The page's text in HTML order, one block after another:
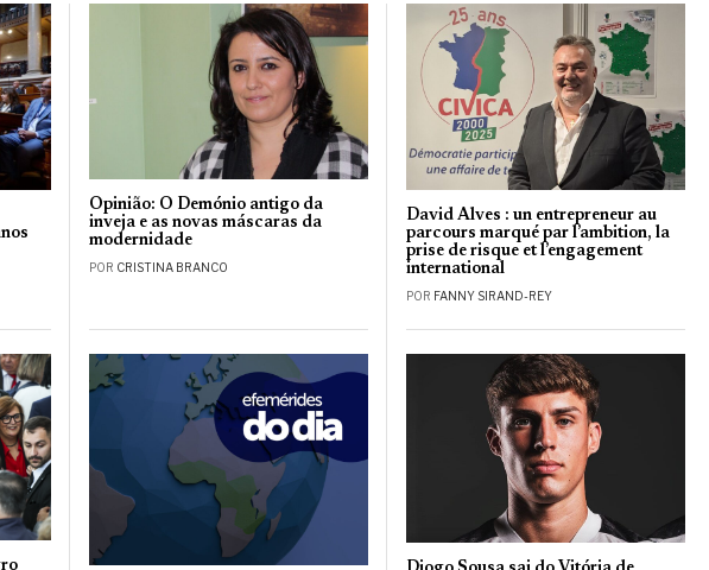
Opinião: O Demónio antigo da
inveja e as novas máscaras da
modernidade
POR CRISTINA BRANCO
David Alves : un entrepreneur au
parcours marqué par l’ambition, la
prise de risque et l’engagement
international
POR FANNY SIRAND-REY